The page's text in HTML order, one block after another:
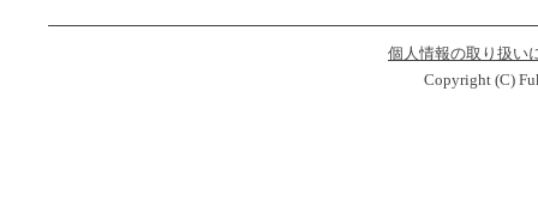
個人情報の取り扱い
Copyright (C)